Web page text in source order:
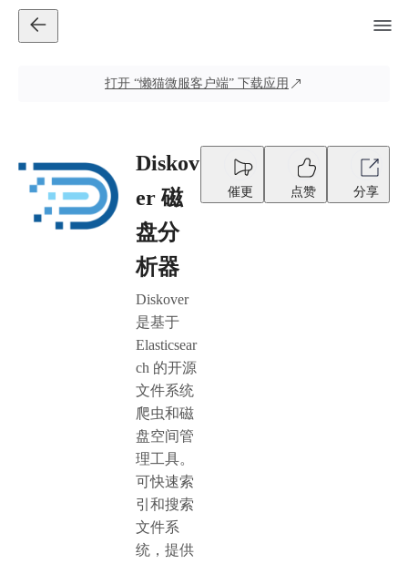
打开 “懒猫微服客户端” 下载应用
Diskov
er 磁
盘分
析器
Diskover
是基于
Elasticsear
ch 的开源
文件系统
爬虫和磁
盘空间管
理工具。
可快速索
引和搜索
文件系
统，提供
催更 点赞 分享